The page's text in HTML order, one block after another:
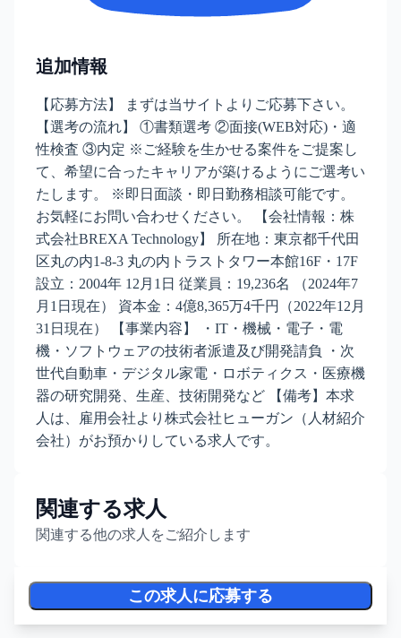
追加情報
【応募方法】 まずは当サイトよりご応募下さい。
【選考の流れ】 ①書類選考 ②面接(WEB対応)・適
性検査 ③内定 ※ご経験を生かせる案件をご提案し
て、希望に合ったキャリアが築けるようにご選考い
たします。 ※即日面談・即日勤務相談可能です。
お気軽にお問い合わせください。 【会社情報：株
式会社BREXA Technology】 所在地：東京都千代田
区丸の内1-8-3 丸の内トラストタワー本館16F・17F
設立：2004年 12月1日 従業員：19,236名 （2024年7
月1日現在） 資本金：4億8,365万4千円（2022年12月
31日現在） 【事業内容】 ・IT・機械・電子・電
機・ソフトウェアの技術者派遣及び開発請負 ・次
世代自動車・デジタル家電・ロボティクス・医療機
器の研究開発、生産、技術開発など 【備考】本求
人は、雇用会社より株式会社ヒューガン（人材紹介
会社）がお預かりしている求人です。
関連する求人
関連する他の求人をご紹介します
この求人に応募する